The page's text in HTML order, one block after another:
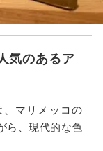
気のあるア
マリメッコの
ら、現代的な色